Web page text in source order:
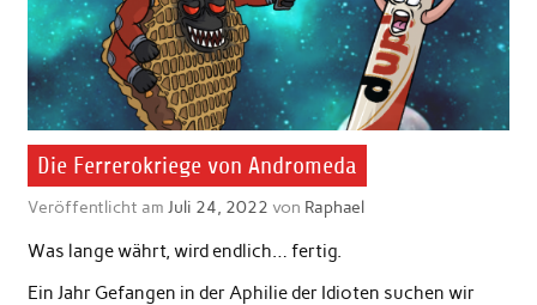
Die Ferrerokriege von Andromeda
Veröffentlicht am Juli 24, 2022 von Raphael
Was lange währt, wird endlich… fertig.
Ein Jahr Gefangen in der Aphilie der Idioten suchen wir